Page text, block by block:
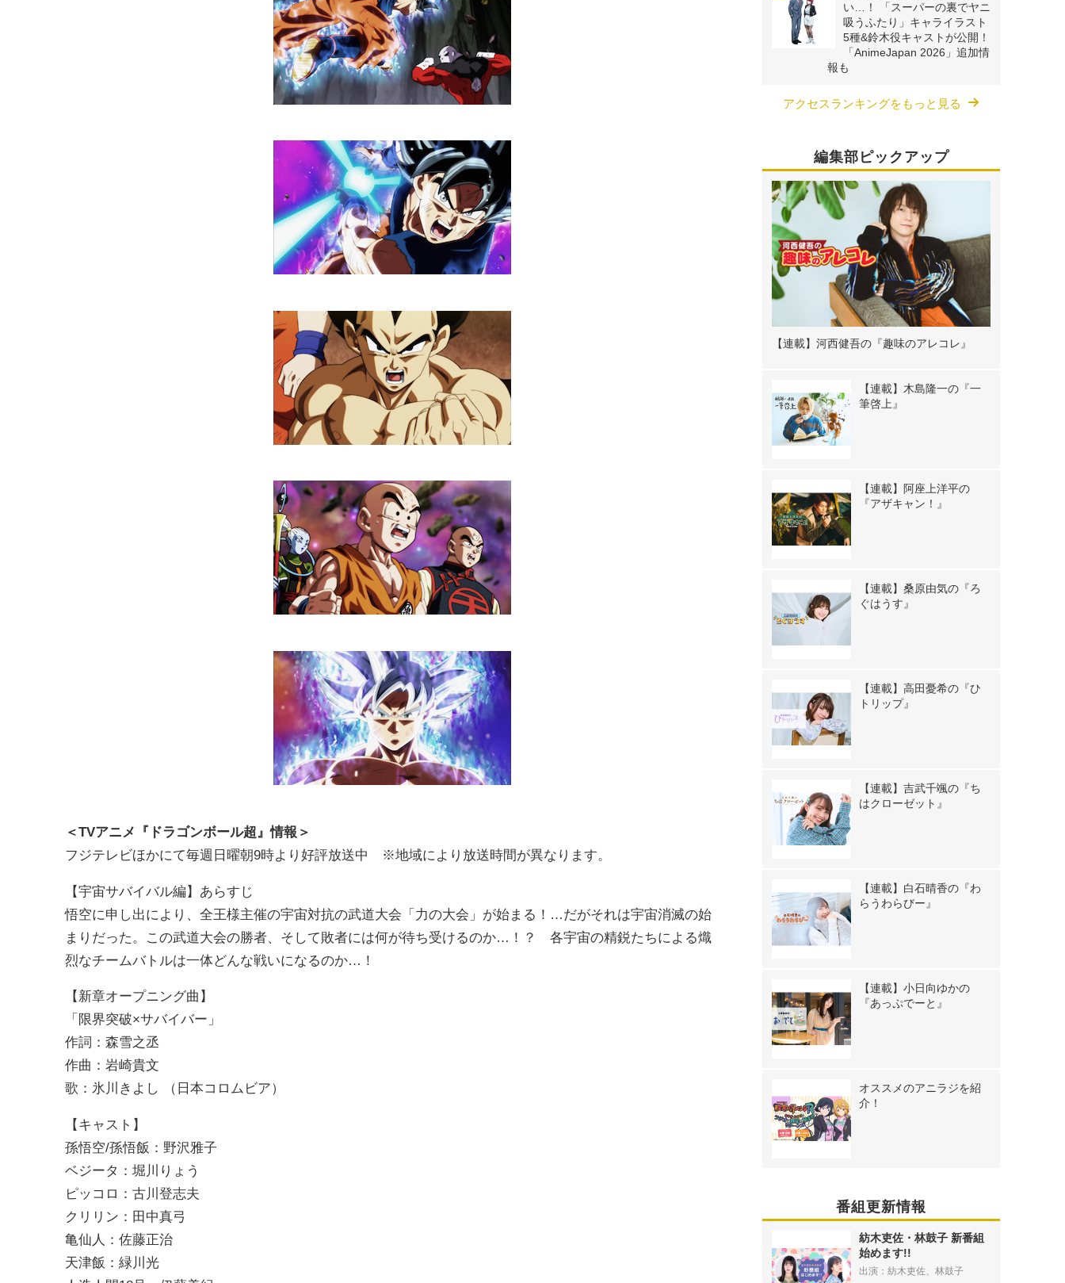
＜TVアニメ『ドラゴンボール超』情報＞
フジテレビほかにて毎週日曜朝9時より好評放送中 ※地域により放送時間が異なります。
【宇宙サバイバル編】あらすじ
悟空に申し出により、全王様主催の宇宙対抗の武道大会「力の大会」が始まる！…だがそれは宇宙消滅の始
まりだった。この武道大会の勝者、そして敗者には何が待ち受けるのか…！？ 各宇宙の精鋭たちによる熾
烈なチームバトルは一体どんな戦いになるのか…！
【新章オープニング曲】
「限界突破×サバイバー」
作詞：森雪之丞
作曲：岩崎貴文
歌：氷川きよし （日本コロムビア）
【キャスト】
孫悟空/孫悟飯：野沢雅子
ベジータ：堀川りょう
ピッコロ：古川登志夫
クリリン：田中真弓
亀仙人：佐藤正治
天津飯：緑川光
い…！ 「スーパーの裏でヤニ
吸うふたり」キャライラスト
5種&鈴木役キャストが公開！
「AnimeJapan 2026」追加情
報も
アクセスランキングをもっと見る
編集部ピックアップ
【連載】河西健吾の『趣味のアレコレ』
【連載】木島隆一の『一
筆啓上』
【連載】阿座上洋平の
『アザキャン！』
【連載】桑原由気の『ろ
ぐはうす』
【連載】高田憂希の『ひ
トリップ』
【連載】吉武千颯の『ち
はクローゼット』
【連載】白石晴香の『わ
らうわらびー』
【連載】小日向ゆかの
『あっぷでーと』
オススメのアニラジを紹
介！
番組更新情報
紡木吏佐・林鼓子 新番組
始めます!!
出演：紡木吏佐、林鼓子